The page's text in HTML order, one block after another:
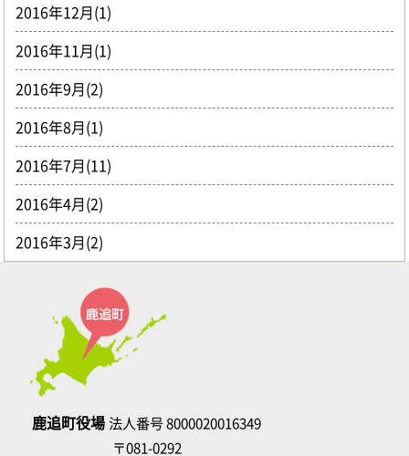
2016年12月(1)
2016年11月(1)
2016年9月(2)
2016年8月(1)
2016年7月(11)
2016年4月(2)
2016年3月(2)
鹿追町役場法人番号 8000020016349
〒081-0292